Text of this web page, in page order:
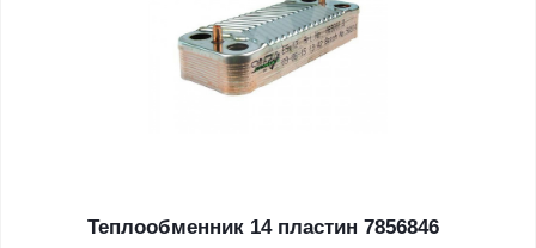
Теплообменник 14 пластин 7856846